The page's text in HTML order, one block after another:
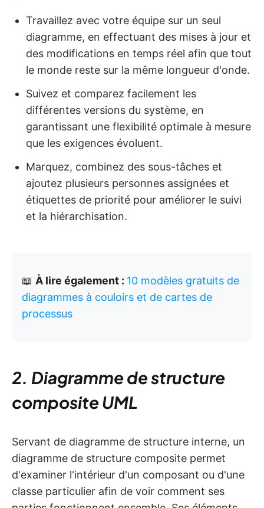
Travaillez avec votre équipe sur un seul
diagramme, en effectuant des mises à jour et
des modifications en temps réel afin que tout
le monde reste sur la même longueur d'onde.
Suivez et comparez facilement les
différentes versions du système, en
garantissant une flexibilité optimale à mesure
que les exigences évoluent.
Marquez, combinez des sous-tâches et
ajoutez plusieurs personnes assignées et
étiquettes de priorité pour améliorer le suivi
et la hiérarchisation.
📖 À lire également : 10 modèles gratuits de
diagrammes à couloirs et de cartes de
processus
2. Diagramme de structure
composite UML
Servant de diagramme de structure interne, un
diagramme de structure composite permet
d'examiner l'intérieur d'un composant ou d'une
classe particulier afin de voir comment ses